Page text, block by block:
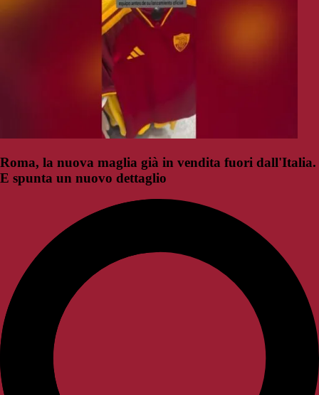
Roma, la nuova maglia già in vendita fuori dall'Italia.
E spunta un nuovo dettaglio